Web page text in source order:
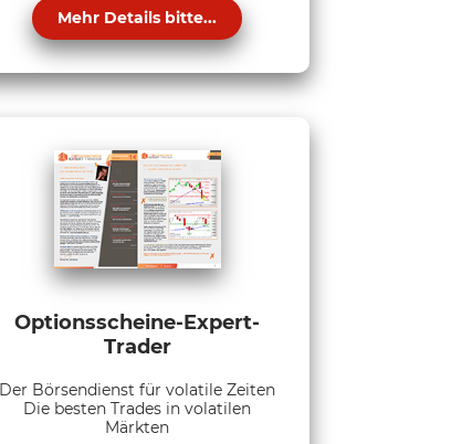
Mehr Details bitte...
Optionsscheine-Expert-
Trader
Der Börsendienst für volatile Zeiten
Die besten Trades in volatilen
Märkten